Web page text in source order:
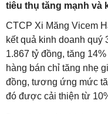
tiêu thụ tăng mạnh và
CTCP Xi Măng Vicem
kết quả kinh doanh quý
1.867 tỷ đồng, tăng
hàng bán chỉ tăng nhẹ
đồng, tương ứng mức
đó được cải thiện từ